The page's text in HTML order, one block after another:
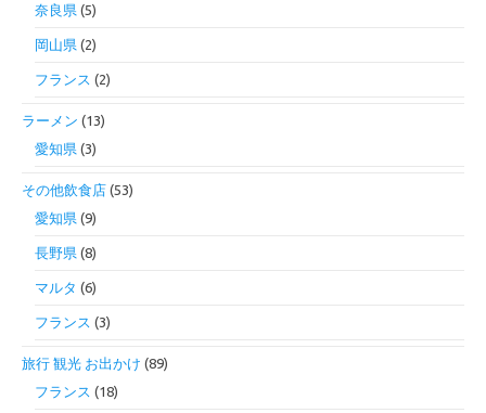
奈良県 (5)
岡山県 (2)
フランス (2)
ラーメン (13)
愛知県 (3)
その他飲食店 (53)
愛知県 (9)
長野県 (8)
マルタ (6)
フランス (3)
旅行 観光 お出かけ (89)
フランス (18)